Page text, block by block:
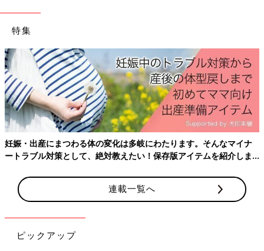
特集
妊娠・出産にまつわる体の変化は多岐にわたります。そんなマイナ
ートラブル対策として、絶対教えたい！保存版アイテムを紹介しま
連載一覧へ
ピックアップ